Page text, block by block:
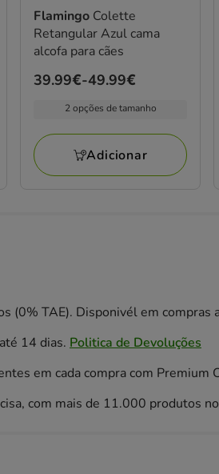
Flamingo Colette
Retangular Azul cama
alcofa para cães
Preço
a
49.99€
39.99€-49.99€
2 opções de tamanho
Adicionar
(0% TAE). Disponivél em compras
14 dias. Politica de Devoluções
em cada compra com Premium
com mais de 11.000 produtos